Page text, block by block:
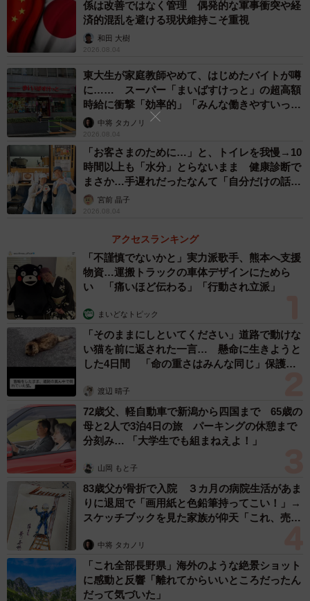
炎上した「新入社員がアイスを食べた」問題。今回のツイ
ートは、休憩時間のあり方や職場環境の大切さを改めて考
「どんなに忙しくても、ホッとできる時間って絶対必要。
ちょっとしたご褒美があるだけで雰囲気も変わるし、良い
アイデアが出ることもあります」
炎上するほどの問題が、“アイス1本”で笑顔に変わる―。小
さな冷凍庫から始まる職場改革が、ネットで多くの人の心
を溶かしています。
Twitterを見てたら『新入社員が休憩時間にアイスを食べて
た』という内容が炎上していました。炎上覚悟で言います
が、弊社は休憩時間にアイスを配っています。
— りょ (@dongonzinza)
係は改善ではなく管理 偶発的な軍事衝突や経
済的混乱を避ける現状維持こそ重視
和田 大樹
2026.08.04
東大生が家庭教師やめて、はじめたバイトが噂
に…… スーパー「まいばすけっと」の超高額
時給に衝撃「効率的」「みんな働きやすいって
言ってる」
中将 タカノリ
2026.08.04
「お客さまのために…」と、トイレを我慢→10
時間以上も「水分」とらないまま 健康診断で
まさか…手遅れだったなんて「自分だけの話で
はなく、日本中で起きている問題では？」
宮前 晶子
2026.08.04
アクセスランキング
「不謹慎でないかと」実力派歌手、熊本へ支援
物資…運搬トラックの車体デザインにためら
い 「痛いほど伝わる」「行動され立派」
まいどなトピック
「そのままにしといてください」道路で動けな
い猫を前に返された一言… 懸命に生きようと
した4日間 「命の重さはみんな同じ」保護団
渡辺 晴子
72歳父、軽自動車で新潟から四国まで 65歳の
母と2人で3泊4日の旅 パーキングの休憩まで
分刻み… 「大学生でも組まねえよ！」
山岡 もと子
83歳父が骨折で入院 ３カ月の病院生活があま
りに退屈で「画用紙と色鉛筆持ってこい！」→
スケッチブックを見た家族が仰天「これ、売れ
中将 タカノリ
「これ全部長野県」海外のような絶景ショット
に感動と反響「離れてからいいところだったん
だって気づいた」